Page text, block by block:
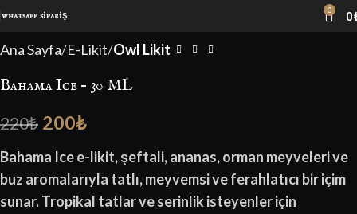
whatsapp sipariş 0 0
-9%
Ana Sayfa E-Likit Owl Likit
Bahama Ice – 30 ML
220₺ 200₺
Bahama Ice e-likit, şeftali, ananas, orman meyveleri ve
buz aromalarıyla tatlı, meyvemsi ve ferahlatıcı bir içim
sunar. Tropikal tatlar ve serinlik isteyenler için